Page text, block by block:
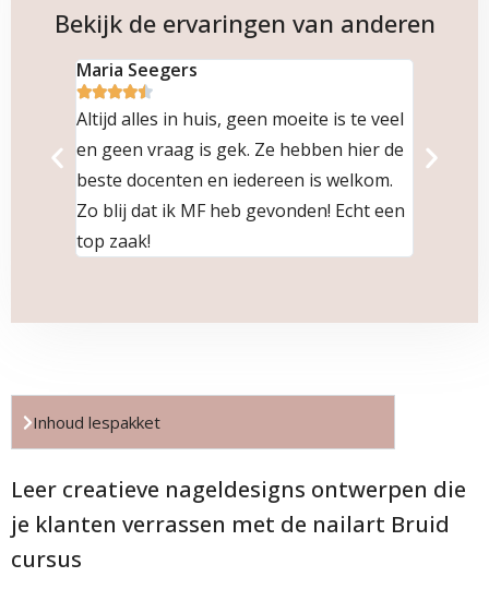
Bekijk de ervaringen van anderen
Maria Seegers

Altijd alles in huis, geen moeite is te veel
en geen vraag is gek. Ze hebben hier de
beste docenten en iedereen is welkom.
Zo blij dat ik MF heb gevonden! Echt een
top zaak!
hebt
Inhoud lespakket
Leer creatieve nageldesigns ontwerpen die
je klanten verrassen met de nailart Bruid
cursus